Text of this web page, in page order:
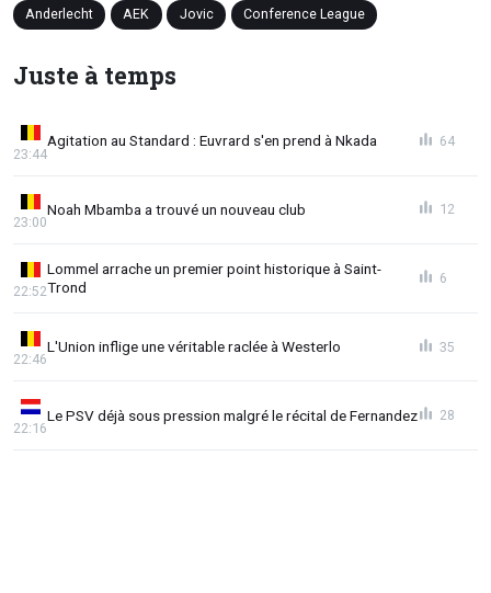
Anderlecht AEK Jovic Conference League
Juste à temps
Agitation au Standard : Euvrard s'en prend à Nkada
23:44
64
Noah Mbamba a trouvé un nouveau club
23:00
12
Lommel arrache un premier point historique à Saint-
Trond
22:52
6
L'Union inflige une véritable raclée à Westerlo
22:46
35
Le PSV déjà sous pression malgré le récital de Fernandez
22:16
28